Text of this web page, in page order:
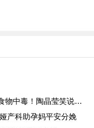
李李仁给老婆的爱心竹姜，竟导致食物中毒！陶晶莹笑说小心枕边人
产科助孕妈平安分娩